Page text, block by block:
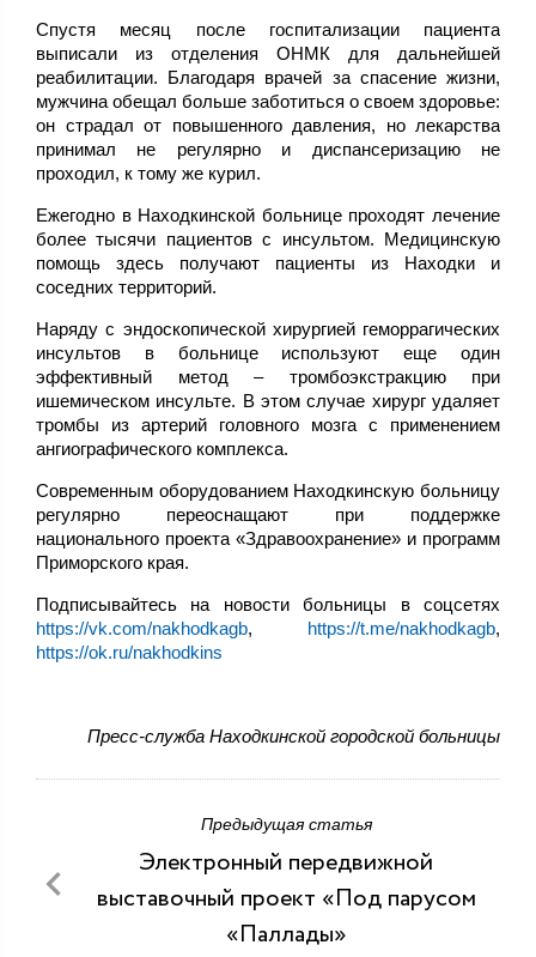
Спустя месяц после госпитализации пациента
выписали из отделения ОНМК для дальнейшей
реабилитации. Благодаря врачей за спасение жизни,
мужчина обещал больше заботиться о своем здоровье:
он страдал от повышенного давления, но лекарства
принимал не регулярно и диспансеризацию не
проходил, к тому же курил.
Ежегодно в Находкинской больнице проходят лечение
более тысячи пациентов с инсультом. Медицинскую
помощь здесь получают пациенты из Находки и
соседних территорий.
Наряду с эндоскопической хирургией геморрагических
инсультов в больнице используют еще один
эффективный метод – тромбоэкстракцию при
ишемическом инсульте. В этом случае хирург удаляет
тромбы из артерий головного мозга с применением
ангиографического комплекса.
Современным оборудованием Находкинскую больницу
регулярно переоснащают при поддержке
национального проекта «Здравоохранение» и программ
Приморского края.
Подписывайтесь на новости больницы в соцсетях
https://vk.com/nakhodkagb, https://t.me/nakhodkagb,
https://ok.ru/nakhodkins
Пресс-служба Находкинской городской больницы
Предыдущая статья
Электронный передвижной
выставочный проект «Под парусом
«Паллады»